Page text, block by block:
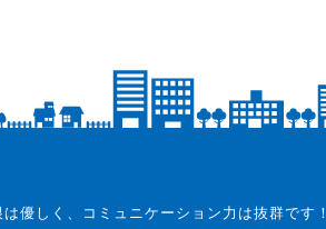
優しく、コミュニケーション力は抜群です！